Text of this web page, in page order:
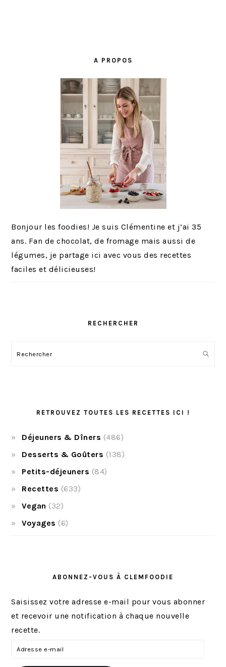
A PROPOS
Bonjour les foodies! Je suis Clémentine et j’ai 35
ans. Fan de chocolat, de fromage mais aussi de
légumes, je partage ici avec vous des recettes
faciles et délicieuses!
RECHERCHER
Rechercher
RETROUVEZ TOUTES LES RECETTES ICI !
Déjeuners & Dîners (486)
Desserts & Goûters (138)
Petits-déjeuners (84)
Recettes (633)
Vegan (32)
Voyages (6)
ABONNEZ-VOUS À CLEMFOODIE
Saisissez votre adresse e-mail pour vous abonner
et recevoir une notification à chaque nouvelle
recette.